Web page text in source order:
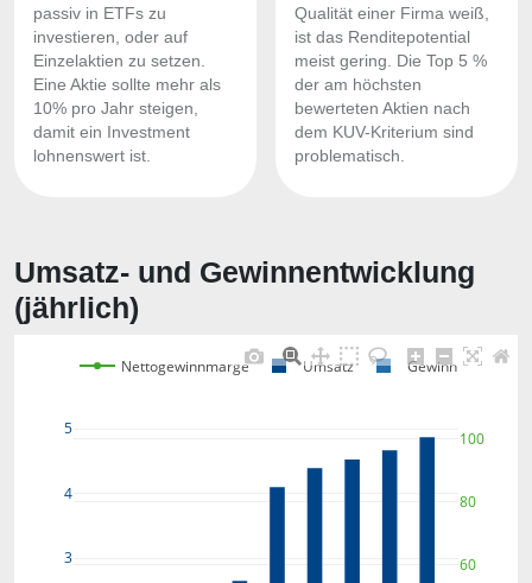
passiv in ETFs zu
investieren, oder auf
Einzelaktien zu setzen.
Eine Aktie sollte mehr als
10% pro Jahr steigen,
damit ein Investment
lohnenswert ist.
Qualität einer Firma weiß,
ist das Renditepotential
meist gering. Die Top 5 %
der am höchsten
bewerteten Aktien nach
dem KUV-Kriterium sind
problematisch.
Umsatz- und Gewinnentwicklung
(jährlich)
3
4
5
60
80
100
Nettogewinnmarge Umsatz Gewinn